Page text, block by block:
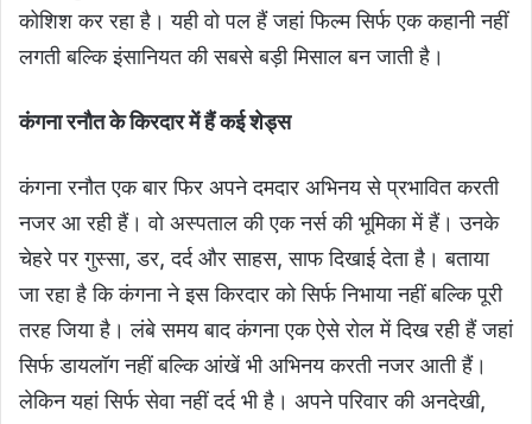
कोशिश कर रहा है। यही वो पल हैं जहां फिल्म सिर्फ एक कहानी नहीं
लगती बल्कि इंसानियत की सबसे बड़ी मिसाल बन जाती है।
कंगना रनौत के किरदार में हैं कई शेड्स
कंगना रनौत एक बार फिर अपने दमदार अभिनय से प्रभावित करती
नजर आ रही हैं। वो अस्पताल की एक नर्स की भूमिका में हैं। उनके
चेहरे पर गुस्सा, डर, दर्द और साहस, साफ दिखाई देता है। बताया
जा रहा है कि कंगना ने इस किरदार को सिर्फ निभाया नहीं बल्कि पूरी
तरह जिया है। लंबे समय बाद कंगना एक ऐसे रोल में दिख रही हैं जहां
सिर्फ डायलॉग नहीं बल्कि आंखें भी अभिनय करती नजर आती हैं।
लेकिन यहां सिर्फ सेवा नहीं दर्द भी है। अपने परिवार की अनदेखी,